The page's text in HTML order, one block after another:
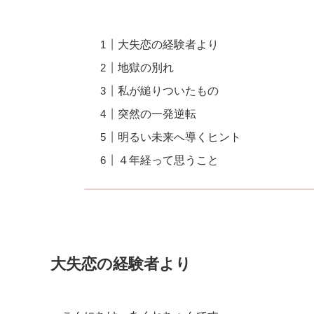
大失恋の経験者より
地獄の別れ
私が縋りついたもの
突然の一発逆転
明るい未来へ導くヒント
４年経って思うこと
大失恋の経験者より